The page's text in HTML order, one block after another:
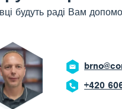
будуть раді Вам
669 908